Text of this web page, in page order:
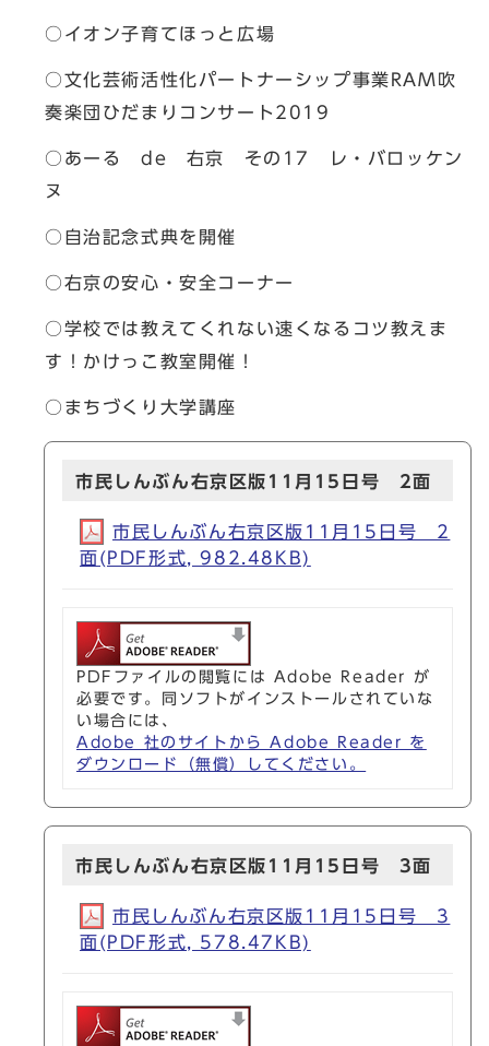
○イオン子育てほっと広場
○文化芸術活性化パートナーシップ事業RAM吹
奏楽団ひだまりコンサート2019
○あーる de 右京 その17 レ・バロッケン
ヌ
○自治記念式典を開催
○右京の安心・安全コーナー
○学校では教えてくれない速くなるコツ教えま
す！かけっこ教室開催！
○まちづくり大学講座
市民しんぶん右京区版11月15日号 2面
市民しんぶん右京区版11月15日号 2
面(PDF形式, 982.48KB)
PDFファイルの閲覧には Adobe Reader が
必要です。同ソフトがインストールされていな
い場合には、
Adobe 社のサイトから Adobe Reader を
ダウンロード（無償）してください。
市民しんぶん右京区版11月15日号 3面
市民しんぶん右京区版11月15日号 3
面(PDF形式, 578.47KB)